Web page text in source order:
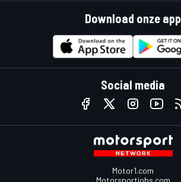
Download onze app
Social media
Motor1.com
Motorsportjobs.com